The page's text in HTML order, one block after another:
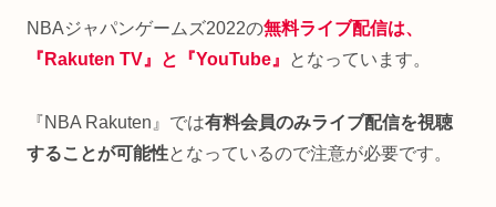
NBAジャパンゲームズ2022の無料ライブ配信は、
『Rakuten TV』と『YouTube』
となっています。
『NBA Rakuten』では有料会員のみライブ配信を視聴
することが可能性となっているので注意が必要です。